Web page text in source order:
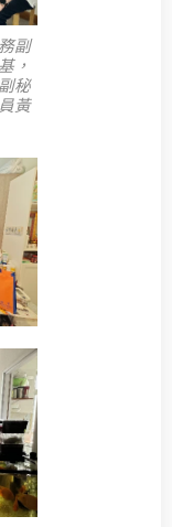
副
，
秘
黃